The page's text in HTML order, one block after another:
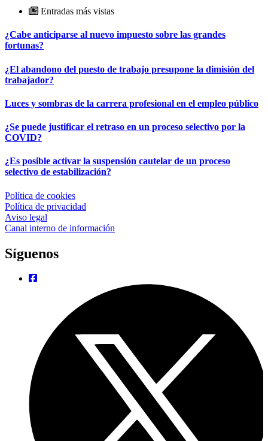
Entradas más vistas
¿Cabe anticiparse al nuevo impuesto sobre las grandes
fortunas?
¿El abandono del puesto de trabajo presupone la dimisión del
trabajador?
Luces y sombras de la carrera profesional en el empleo público
¿Se puede justificar el retraso en un proceso selectivo por la
COVID?
¿Es posible activar la suspensión cautelar de un proceso
selectivo de estabilización?
Política de cookies
Política de privacidad
Aviso legal
Canal interno de información
Síguenos